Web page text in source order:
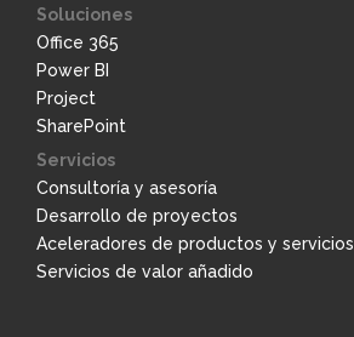
Soluciones
Office 365
Power BI
Project
SharePoint
Servicios
Consultoría y asesoría
Desarrollo de proyectos
Aceleradores de productos y servicios
Servicios de valor añadido